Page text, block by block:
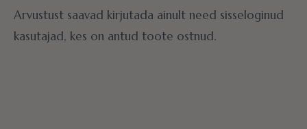
Arvustust saavad kirjutada ainult need sisseloginud
kasutajad, kes on antud toote ostnud.